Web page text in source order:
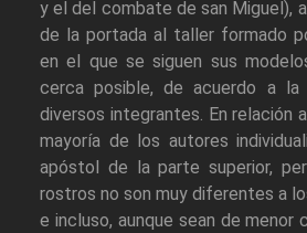
y el del combate de san Miguel),
de la portada al taller formado
en el que se siguen sus
cerca posible, de acuerdo a la
diversos integrantes. En relación
mayoría de los autores
apóstol de la parte superior,
rostros no son muy diferentes a
e incluso, aunque sean de menor